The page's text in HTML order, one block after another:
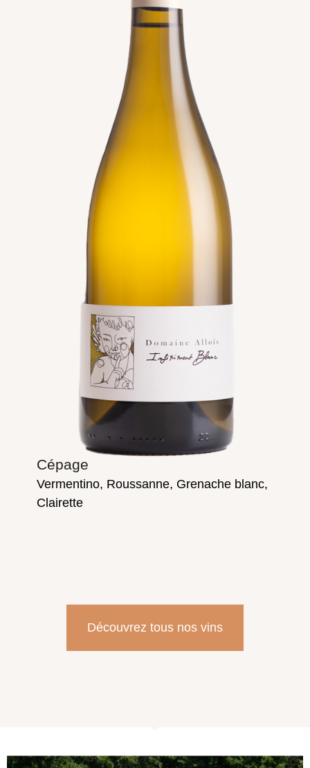
Cépage
Vermentino, Roussanne, Grenache blanc,
Clairette
Découvrez tous nos vins